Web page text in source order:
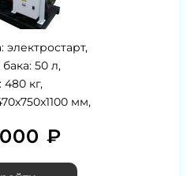
электростарт,
50 л,
480 кг,
мм,
₽